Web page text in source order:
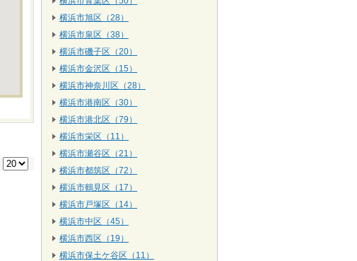
横浜市旭区（28）
横浜市泉区（38）
横浜市磯子区（20）
横浜市金沢区（15）
横浜市神奈川区（28）
横浜市港南区（30）
横浜市港北区（79）
横浜市栄区（11）
横浜市瀬谷区（21）
横浜市都筑区（72）
横浜市鶴見区（17）
横浜市戸塚区（14）
横浜市中区（45）
横浜市西区（19）
横浜市保土ケ谷区（11）